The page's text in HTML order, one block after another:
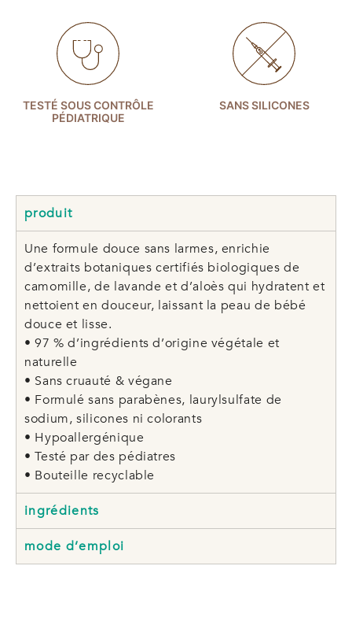
TESTÉ SOUS CONTRÔLE
PÉDIATRIQUE
SANS SILICONES
produit
Une formule douce sans larmes, enrichie
d’extraits botaniques certifiés biologiques de
camomille, de lavande et d’aloès qui hydratent et
nettoient en douceur, laissant la peau de bébé
douce et lisse.
• 97 % d’ingrédients d’origine végétale et
naturelle
• Sans cruauté & végane
• Formulé sans parabènes, laurylsulfate de
sodium, silicones ni colorants
• Hypoallergénique
• Testé par des pédiatres
• Bouteille recyclable
ingrédients
mode d’emploi